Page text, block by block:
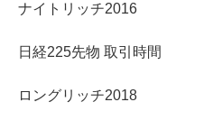
ナイトリッチ2016
日経225先物 取引時間
ロングリッチ2018